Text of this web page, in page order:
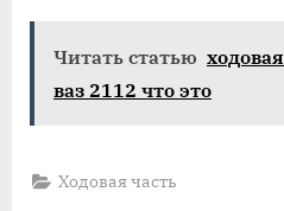
Читать статью
ваз 2112 что это
Ходовая часть